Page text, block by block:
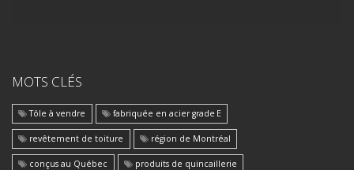
MOTS CLÉS
Tôle à vendre fabriquée en acier grade E
revêtement de toiture région de Montréal
conçus au Québec produits de quincaillerie